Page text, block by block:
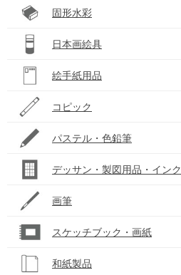
固形水彩
日本画絵具
絵手紙用品
コピック
パステル・色鉛筆
デッサン・製図用品・インク
画筆
スケッチブック・画紙
和紙製品